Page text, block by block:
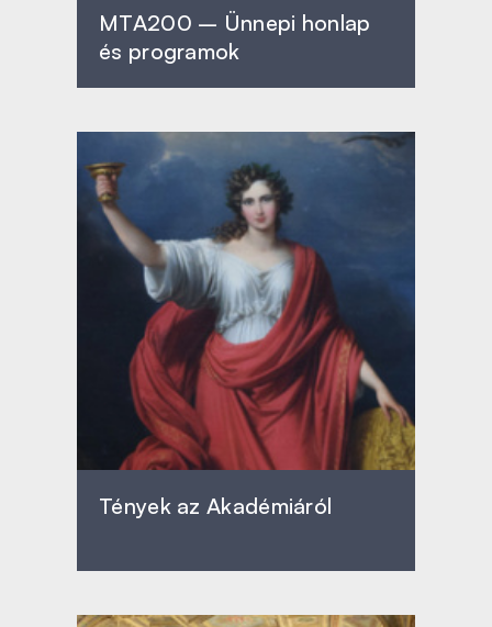
MTA200 – Ünnepi honlap
és programok
Tények az Akadémiáról